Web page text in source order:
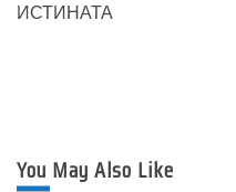
ИСТИНАТА
You May Also Like